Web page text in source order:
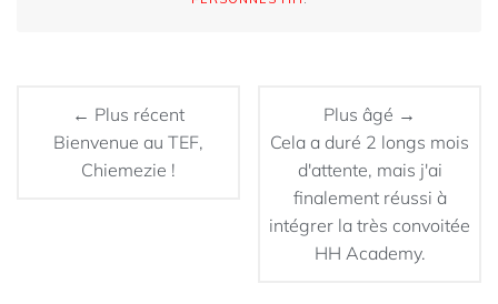
← Plus récent
Bienvenue au TEF,
Chiemezie !
Plus âgé →
Cela a duré 2 longs mois
d'attente, mais j'ai
finalement réussi à
intégrer la très convoitée
HH Academy.